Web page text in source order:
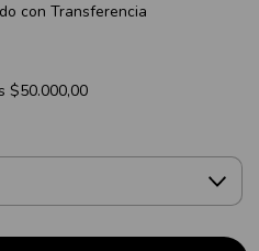
con Transferencia
$50.000,00